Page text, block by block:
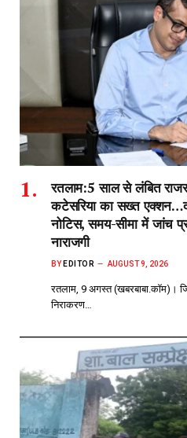
रतलाम:5 साल से लंबित
कटेसरिया का सख्त
नोटिस, समय-सीमा में जांच
नाराजगी
BY EDITOR AUGUST 9, 2026
रतलाम, 9 अगस्त (खबरबाबा.कॉम)।
निराकरण…